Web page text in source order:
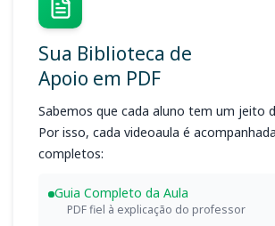
Sua Biblioteca de
Apoio em PDF
Sabemos que cada aluno tem um jeito
Por isso, cada videoaula é
completos:
Guia Completo da Aula
PDF fiel à explicação do professor